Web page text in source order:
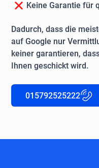
Keine Garantie für
Dadurch, dass die
auf Google nur
keiner garantieren,
Ihnen geschickt wird.
015792525222